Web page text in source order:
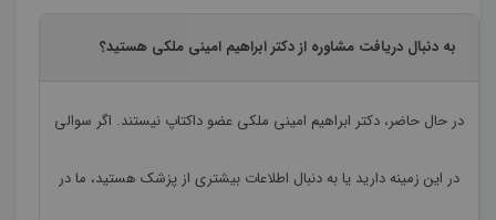
به دنبال دریافت مشاوره از دکتر ابراهیم امینی ملکی هستید؟
در حال حاضر، دکتر ابراهیم امینی ملکی عضو داکتاپ نیستند. اگر سوالی
در این زمینه دارید یا به دنبال اطلاعات بیشتری از پزشک هستید، ما در